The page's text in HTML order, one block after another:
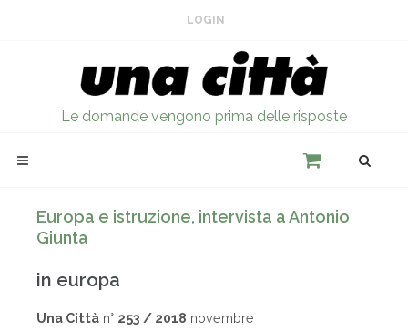
LOGIN
Le domande vengono prima delle risposte
Europa e istruzione, intervista a Antonio
Giunta
in europa
Una Città n° 253 / 2018 novembre